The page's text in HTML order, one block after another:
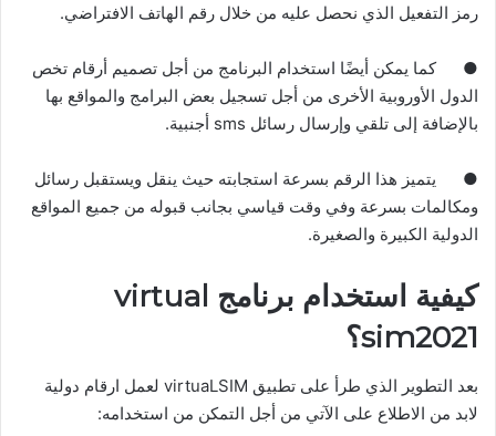
رمز التفعيل الذي نحصل عليه من خلال رقم الهاتف الافتراضي.
●كما يمكن أيضًا استخدام البرنامج من أجل تصميم أرقام تخص
الدول الأوروبية الأخرى من أجل تسجيل بعض البرامج والمواقع بها
بالإضافة إلى تلقي وإرسال رسائل sms أجنبية
.
● يتميز هذا الرقم بسرعة استجابته حيث ينقل ويستقبل رسائل
ومكالمات بسرعة وفي وقت قياسي بجانب قبوله من جميع المواقع
الدولية الكبيرة والصغيرة.
كيفية استخدام برنامج virtual
sim2021؟
بعد التطوير الذي طرأ على تطبيق virtuaLSIM لعمل ارقام دولية
لابد من الاطلاع على الآتي من أجل التمكن من استخدامه: